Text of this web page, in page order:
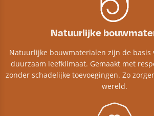
Natuurlijke
Natuurlijke bouwmaterialen zijn de basis
duurzaam leefklimaat. Gemaakt met
zonder schadelijke toevoegingen. Zo
wereld.